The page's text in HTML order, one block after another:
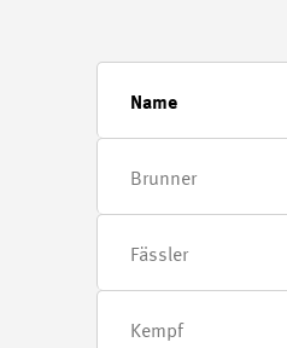
Name
Brunner
Fässler
Kempf